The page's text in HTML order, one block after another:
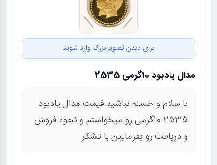
برای دیدن تصویر بزرگ وارد شوید
مدال یادبود 10گرمی 2535
با سلام و خسته نباشید قیمت مدال یادبود
2535 10گرمی رو میخواستم و نحوه فروش
و دریافت رو بفرمایین با تشکر